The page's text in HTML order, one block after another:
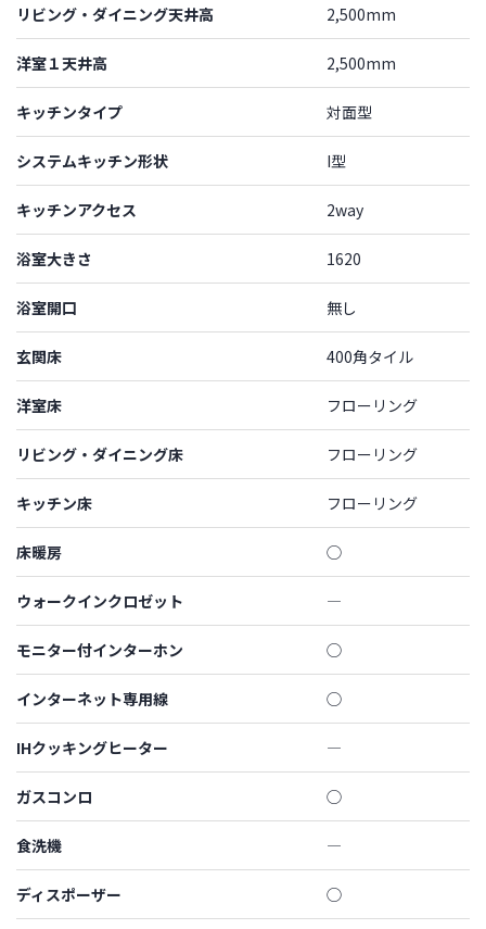
リビング・ダイニング天井高 2,500mm
洋室１天井高 2,500mm
キッチンタイプ 対面型
システムキッチン形状 I型
キッチンアクセス 2way
浴室大きさ 1620
浴室開口 無し
玄関床 400角タイル
洋室床 フローリング
リビング・ダイニング床 フローリング
キッチン床 フローリング
床暖房 ◯
ウォークインクロゼット ―
モニター付インターホン ◯
インターネット専用線 ◯
IHクッキングヒーター ―
ガスコンロ ◯
食洗機 ―
ディスポーザー ◯